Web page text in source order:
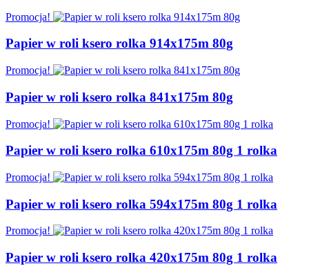
Promocja!
Papier w roli ksero rolka 914x175m 80g
Promocja!
Papier w roli ksero rolka 841x175m 80g
Promocja!
Papier w roli ksero rolka 610x175m 80g 1 rolka
Promocja!
Papier w roli ksero rolka 594x175m 80g 1 rolka
Promocja!
Papier w roli ksero rolka 420x175m 80g 1 rolka